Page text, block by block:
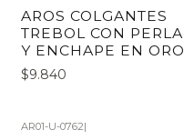
AROS COLGANTES
TREBOL CON PERLA
Y ENCHAPE EN ORO
$9.840
AR01-U-0762|